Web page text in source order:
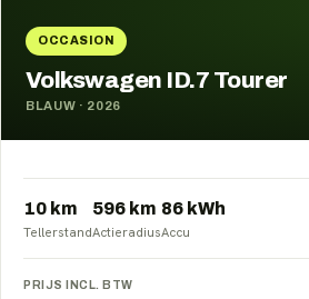
OCCASION
Volkswagen ID.7 Tourer
BLAUW · 2026
10 km
Tellerstand
596 km
Actieradius
86 kWh
Accu
PRIJS INCL. BTW